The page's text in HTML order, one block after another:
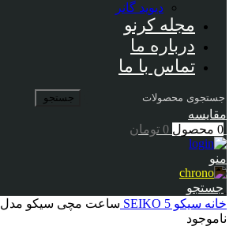
دیوید گانر
مجله کرنو
درباره ما
تماس با ما
جستجو
مقایسه
0 محصول 0 تومان
منو
جستجو
خانه سیکو SEIKO 5 ساعت مچی سیکو مدل SNKL45K1
ناموجود